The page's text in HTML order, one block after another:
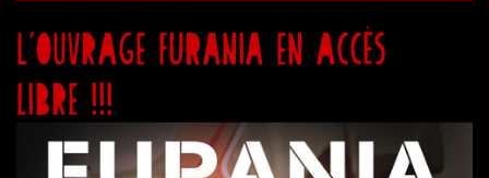
L’ouvrage FURANIA en accès
libre !!!